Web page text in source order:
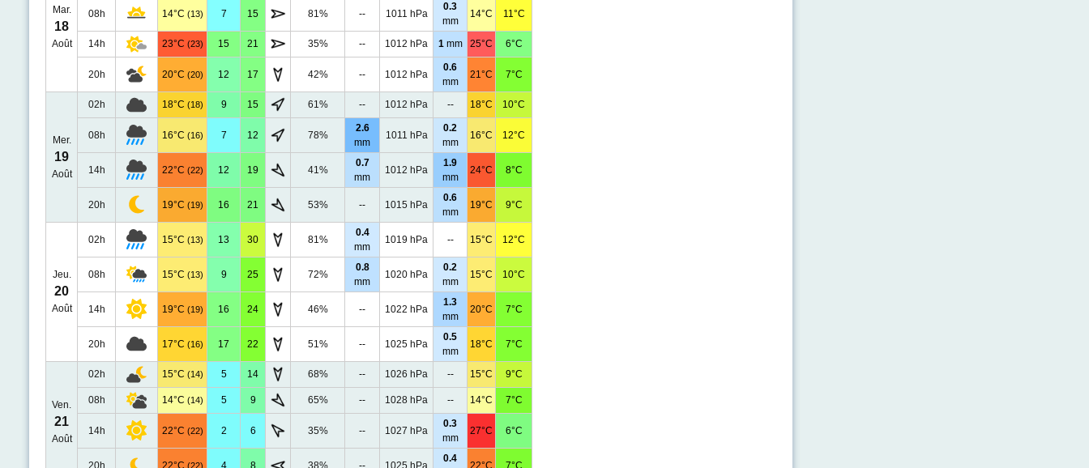
Mar.
18
Août
08h 14°C (13) 7 15 81% -- 1011 hPa
0.3
mm
14°C 11°C
14h 23°C (23) 15 21 35% -- 1012 hPa 1mm 25°C 6°C
20h 20°C (20) 12 17 42% -- 1012 hPa
0.6
mm
21°C 7°C
Mer.
19
Août
02h 18°C (18) 9 15 61% -- 1012 hPa -- 18°C 10°C
08h 16°C (16) 7 12 78%
2.6
mm
1011 hPa
0.2
mm
16°C 12°C
14h 22°C (22) 12 19 41%
0.7
mm
1012 hPa
1.9
mm
24°C 8°C
20h 19°C (19) 16 21 53% -- 1015 hPa
0.6
mm
19°C 9°C
Jeu.
20
Août
02h 15°C (13) 13 30 81%
0.4
mm
1019 hPa -- 15°C 12°C
08h 15°C (13) 9 25 72%
0.8
mm
1020 hPa
0.2
mm
15°C 10°C
14h 19°C (19) 16 24 46% -- 1022 hPa
1.3
mm
20°C 7°C
20h 17°C (16) 17 22 51% -- 1025 hPa
0.5
mm
18°C 7°C
Ven.
21
Août
02h 15°C (14) 5 14 68% -- 1026 hPa -- 15°C 9°C
08h 14°C (14) 5 9 65% -- 1028 hPa -- 14°C 7°C
14h 22°C (22) 2 6 35% -- 1027 hPa
0.3
mm
27°C 6°C
20h 22°C (22) 4 8 38% -- 1025 hPa
0.4
22°C 7°C